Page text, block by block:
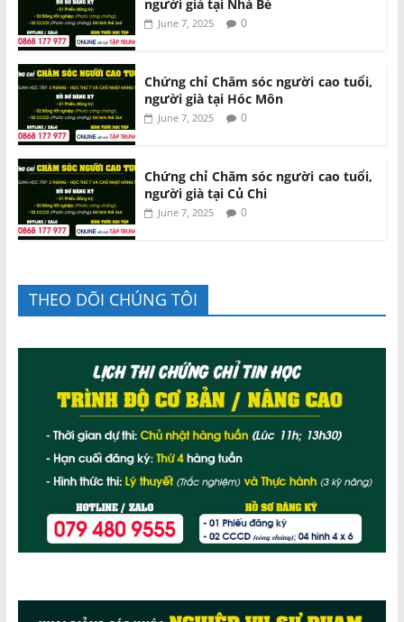
người già tại Nhà Bè
June 7, 2025 0
Chứng chỉ Chăm sóc người cao tuổi,
người già tại Hóc Môn
June 7, 2025 0
Chứng chỉ Chăm sóc người cao tuổi,
người già tại Củ Chi
June 7, 2025 0
THEO DÕI CHÚNG TÔI